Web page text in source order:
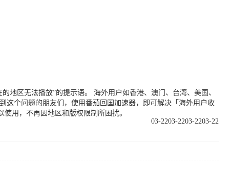
地区无法播放”的提示语。 海外用户如香港、澳门、台湾、美国、
这个问题的朋友们，使用番茄回国加速器，即可解决「海外用户收
用，不再因地区和版权限制所困扰。
03-22
03-22
03-22
03-22